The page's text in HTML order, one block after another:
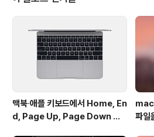
영체제가 담겨있는 DVD나 USB 드라이브가 사용
에 구비되어 있지 않더라도 운영체제를 손쉽게 복
있도록 한 것입니다. 시스템을 복구해야 하는데 1
서랍장에서 꺼낸 DVD가 작동하지 않아서, USB
는지 몰라서 멍하게 넋을 ..
맥북∙애플 키보드에서 Home, En
d, Page Up, Page Down 키
파일